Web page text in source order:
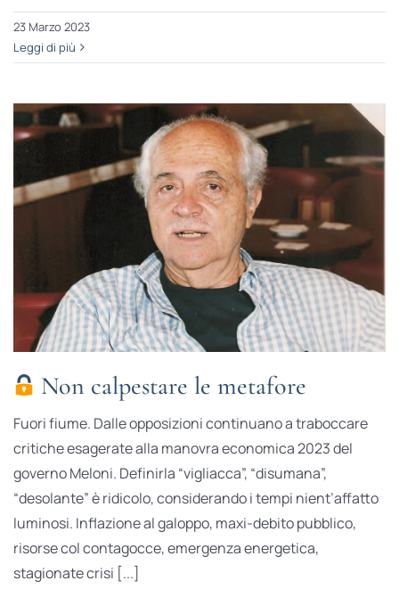
23 Marzo 2023
Leggi di più
Non calpestare le metafore
Fuori fiume. Dalle opposizioni continuano a traboccare
critiche esagerate alla manovra economica 2023 del
governo Meloni. Definirla “vigliacca”, “disumana”,
“desolante” è ridicolo, considerando i tempi nient’affatto
luminosi. Inflazione al galoppo, maxi-debito pubblico,
risorse col contagocce, emergenza energetica,
stagionate crisi [...]